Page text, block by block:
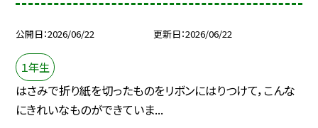
公開日 2026/06/22 更新日 2026/06/22
１年生
はさみで折り紙を切ったものをリボンにはりつけて，こんな
にきれいなものができていま...